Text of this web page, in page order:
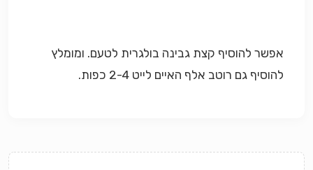
אפשר להוסיף קצת גבינה בולגרית לטעם. ומומלץ
להוסיף גם רוטב אלף האיים לייט 2-4 כפות.